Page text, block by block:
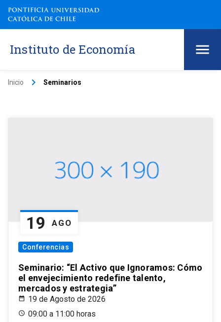
Instituto de Economía
Inicio keyboard_arrow_right Seminarios
19 AGO
Conferencias
Seminario: “El Activo que Ignoramos: Cómo
el envejecimiento redefine talento,
mercados y estrategia”
19 de Agosto de 2026
09:00 a 11:00 horas